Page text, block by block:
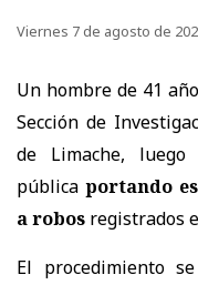
Viernes 7 de agosto de
Un hombre de 41
Sección de
de Limache,
pública portando
a robos registrados
El procedimiento